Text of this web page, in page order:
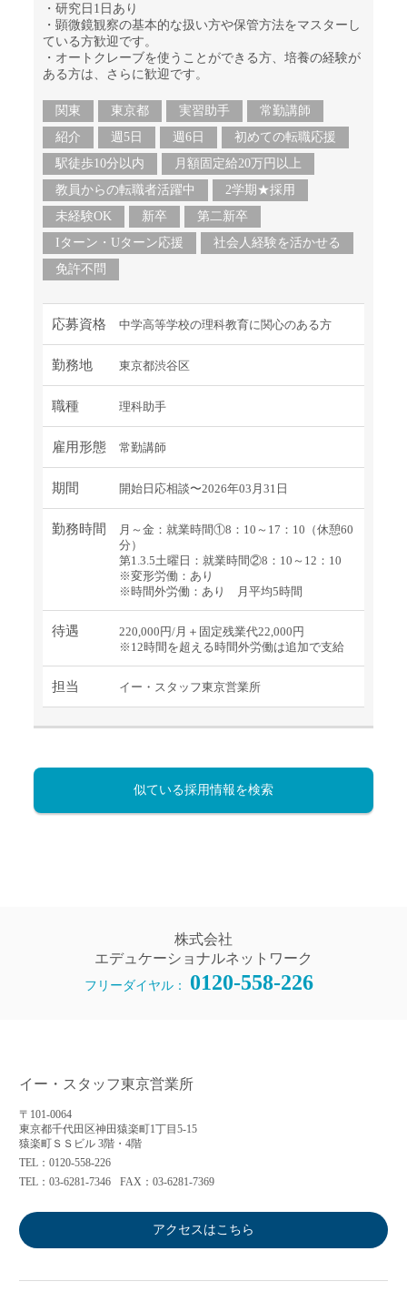
・研究日1日あり
・顕微鏡観察の基本的な扱い方や保管方法をマスターし
ている方歓迎です。
・オートクレーブを使うことができる方、培養の経験が
ある方は、さらに歓迎です。
関東 東京都 実習助手
常勤講師
紹介
週5日 週6日
初めての転職応援
駅徒歩10分以内
月額固定給20万円以上
教員からの転職者活躍中
2学期★採用
未経験OK
新卒
第二新卒
Iターン・Uターン応援
社会人経験を活かせる
免許不問
応募資格 中学高等学校の理科教育に関心のある方
勤務地 東京都渋谷区
職種 理科助手
雇用形態 常勤講師
期間 開始日応相談〜2026年03月31日
勤務時間
月～金：就業時間①8：10～17：10（休憩60
分）
第1.3.5土曜日：就業時間②8：10～12：10
※変形労働：あり
※時間外労働：あり 月平均5時間
待遇
220,000円/月＋固定残業代22,000円
※12時間を超える時間外労働は追加で支給
担当 イー・スタッフ東京営業所
似ている採用情報を検索
株式会社
エデュケーショナルネットワーク
フリーダイヤル： 0120-558-226
イー・スタッフ東京営業所
〒101-0064
東京都千代田区神田猿楽町1丁目5-15
猿楽町ＳＳビル 3階・4階
TEL：0120-558-226
TEL：03-6281-7346
FAX：03-6281-7369
アクセスはこちら